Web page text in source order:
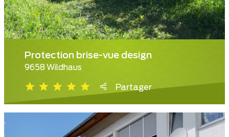
Protection brise-vue design
9658 Wildhaus
Partager